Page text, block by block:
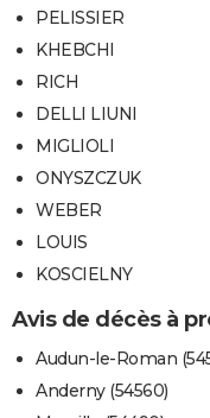
PELISSIER
KHEBCHI
RICH
DELLI LIUNI
MIGLIOLI
ONYSZCZUK
WEBER
LOUIS
KOSCIELNY
Avis de décès à
Audun-le-Roman
Anderny (54560)